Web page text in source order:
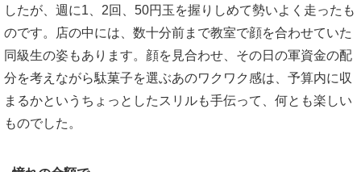
したが、週に1、2回、50円玉を握りしめて勢いよく走ったも
のです。店の中には、数十分前まで教室で顔を合わせていた
同級生の姿もあります。顔を見合わせ、その日の軍資金の配
分を考えながら駄菓子を選ぶあのワクワク感は、予算内に収
まるかというちょっとしたスリルも手伝って、何とも楽しい
ものでした。